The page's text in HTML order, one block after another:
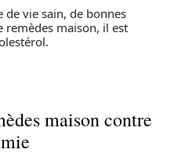
de vie sain, de bonnes
remèdes maison, il est
maison contre